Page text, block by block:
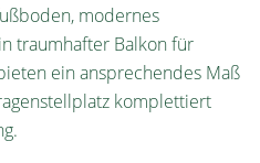
modernes
traumhafter Balkon für
ein ansprechendes Maß
komplettiert